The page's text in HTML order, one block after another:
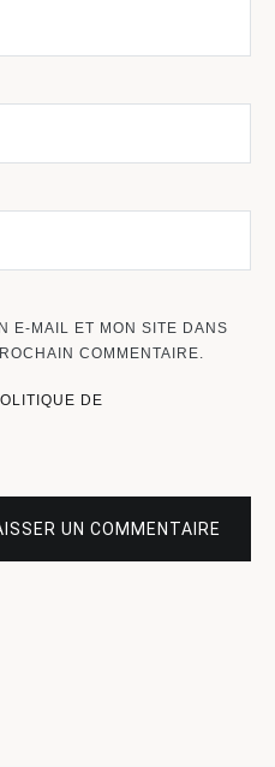
E-MAIL ET MON SITE DANS
COMMENTAIRE.
DE
UN COMMENTAIRE